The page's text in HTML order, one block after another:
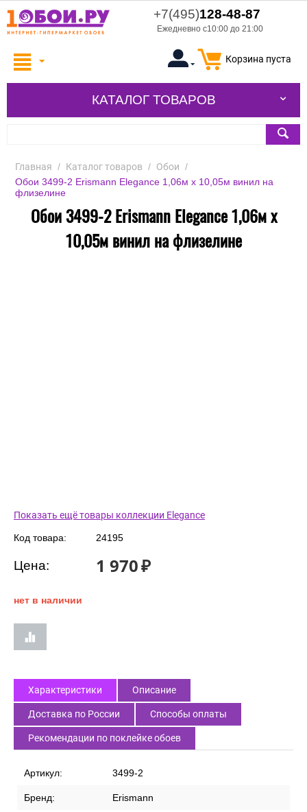
+7(495)128-48-87
Ежедневно с10:00 до 21:00
Корзина пуста
КАТАЛОГ ТОВАРОВ
Главная / Каталог товаров / Обои /
Обои 3499-2 Erismann Elegance 1,06м х 10,05м винил на
флизелине
Обои 3499-2 Erismann Elegance 1,06м х
10,05м винил на флизелине
Показать ещё товары коллекции Elegance
Код товара: 24195
Цена: 1 970₽
нет в наличии
Характеристики Описание
Доставка по России Способы оплаты
Рекомендации по поклейке обоев
Артикул: 3499-2
Бренд: Erismann